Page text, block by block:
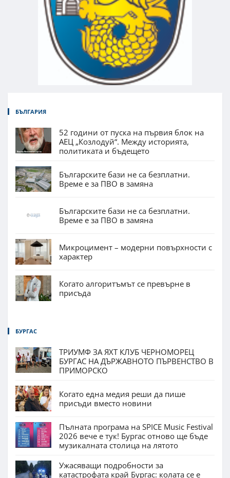
БЪЛГАРИЯ
52 години от пуска на първия блок на
АЕЦ „Козлодуй“. Между историята,
политиката и бъдещето
Българските бази не са безплатни.
Време е за ПВО в замяна
Българските бази не са безплатни.
Време е за ПВО в замяна
Микроцимент – модерни повърхности с
характер
Когато алгоритъмът се превърне в
присъда
БУРГАС
ТРИУМФ ЗА ЯХТ КЛУБ ЧЕРНОМОРЕЦ
БУРГАС НА ДЪРЖАВНОТО ПЪРВЕНСТВО В
ПРИМОРСКО
Когато една медия реши да пише
присъди вместо новини
Пълната програма на SPICE Music Festival
2026 вече е тук! Бургас отново ще бъде
музикалната столица на лятото
Ужасяващи подробности за
катастрофата край Бургас: колата се е